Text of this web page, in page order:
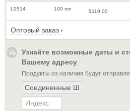
L0514 100 rxn $119.00
Оптовый заказ
Узнайте возможные даты и
Вашему адресу
Продукты из наличия будут